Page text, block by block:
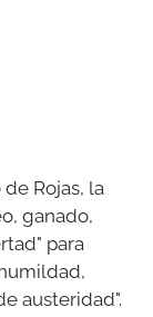
Rojas, la
ganado,
para
austeridad".